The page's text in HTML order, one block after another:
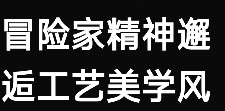
冒险家精神邂
逅工艺美学风